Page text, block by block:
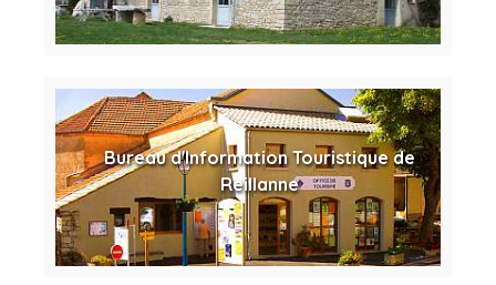
Bureau d'Information Touristique de
Reillanne